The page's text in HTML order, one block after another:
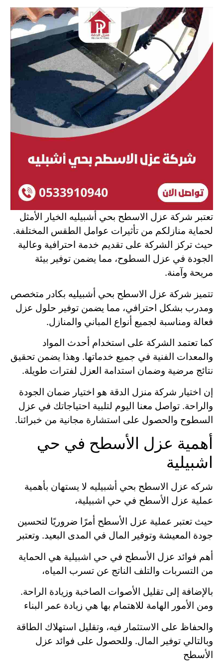
تعتبر شركة عزل الاسطح بحي أشبيليه الخيار الأمثل
لحماية منازلكم من تأثيرات عوامل الطقس المختلفة.
حيث تركز الشركة على تقديم خدمة احترافية وعالية
الجودة في عزل السطوح، مما يضمن توفير بيئة
مريحة وآمنة.
تتميز شركة عزل الاسطح بحي أشبيليه بكادر متخصص
ومدرب بشكل احترافي، مما يضمن توفير حلول عزل
فعالة ومناسبة لجميع أنواع المباني والمنازل.
كما تعتمد الشركة على استخدام أحدث المواد
والمعدات الفنية في جميع خدماتها. وهذا يضمن تحقيق
نتائج مرضية وضمان استدامة العزل لفترات طويلة.
إن اختيار شركة منزل الدقة هو اختيار ضمان الجودة
والراحة. تواصل معنا اليوم لتلبية احتياجاتك في عزل
السطوح والحصول على استشارة مجانية من خبرائنا.
أهمية عزل الأسطح في حي
اشبيلية
شركه عزل الاسطح بحي أشبيليه لا يستهان بأهمية
عملية عزل الأسطح في حي اشبيلية،
حيث تعتبر عملية عزل الأسطح أمرًا ضروريًا لتحسين
جودة المعيشة وتوفير المال في المدى البعيد. وتعتبر
أهم فوائد عزل الأسطح في حي اشبيلية هي الحماية
من التسربات والتلف الناتج عن تسرب المياه،
بالإضافة إلى تقليل الأصوات الصاخبة وزيادة الراحة.
ومن الأمور الهامة للاهتمام بها هي زيادة عمر البناء
والحفاظ على الاستثمار فيه، وتقليل استهلاك الطاقة
وبالتالي توفير المال. وللحصول على فوائد عزل
الأسطح